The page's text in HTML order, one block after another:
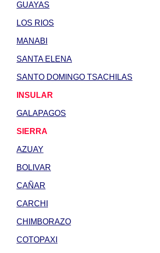
GUAYAS
LOS RIOS
MANABI
SANTA ELENA
SANTO DOMINGO TSACHILAS
INSULAR
GALAPAGOS
SIERRA
AZUAY
BOLIVAR
CAÑAR
CARCHI
CHIMBORAZO
COTOPAXI